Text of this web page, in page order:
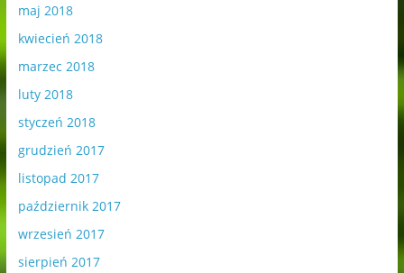
maj 2018
kwiecień 2018
marzec 2018
luty 2018
styczeń 2018
grudzień 2017
listopad 2017
październik 2017
wrzesień 2017
sierpień 2017